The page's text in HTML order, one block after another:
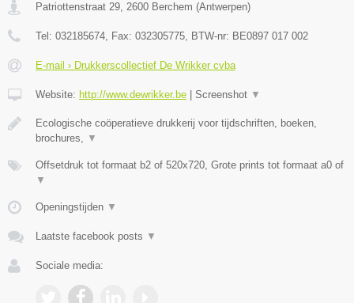
Patriottenstraat 29, 2600 Berchem (Antwerpen)
Tel: 032185674, Fax: 032305775, BTW-nr: BE0897 017 002
E-mail › Drukkerscollectief De Wrikker cvba
Website: http://www.dewrikker.be Screenshot ▼
Ecologische coöperatieve drukkerij voor tijdschriften, boeken,
brochures, ▼
Offsetdruk tot formaat b2 of 520x720, Grote prints tot formaat a0 of
▼
Openingstijden ▼
Laatste facebook posts ▼
Sociale media: